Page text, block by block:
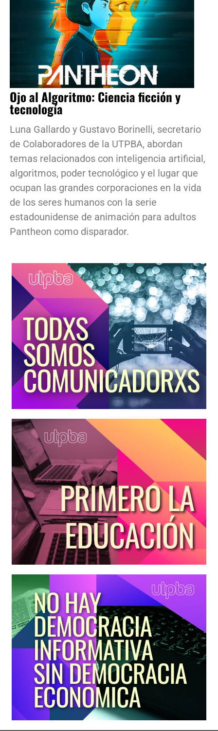
Ojo al Algoritmo: Ciencia ficción y
tecnología
Luna Gallardo y Gustavo Borinelli, secretario
de Colaboradores de la UTPBA, abordan
temas relacionados con inteligencia artificial,
algoritmos, poder tecnológico y el lugar que
ocupan las grandes corporaciones en la vida
de los seres humanos con la serie
estadounidense de animación para adultos
Pantheon como disparador.